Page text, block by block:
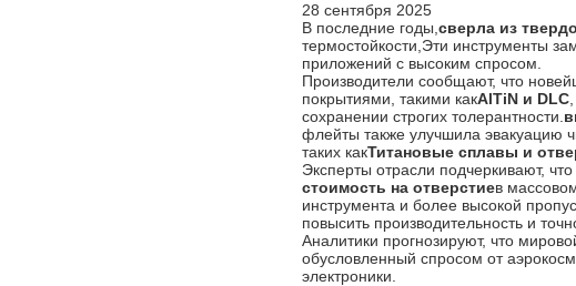
28 сентября 2025
В последние годы, сверла из
термостойкости,Эти инструменты
приложений с высоким спросом.
Производители сообщают, что
покрытиями, такими какAlTiN и DLC
сохранении строгих толерантности.
флейты также улучшила эвакуацию
таких какТитановые сплавы и
Эксперты отрасли подчеркивают,
стоимость на отверстиев
инструмента и более высокой
повысить производительность и
Аналитики прогнозируют, что
обусловленный спросом от
электроники.